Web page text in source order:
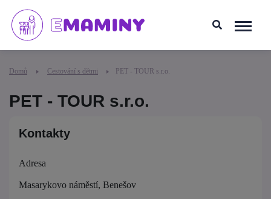
Domů Cestování s dětmi PET - TOUR s.r.o.
PET - TOUR s.r.o.
Kontakty
Adresa
Masarykovo náměstí, Benešov